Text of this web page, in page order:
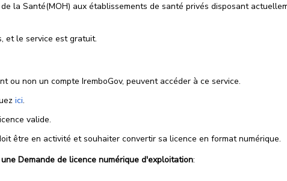
la Santé(MOH) aux établissements de santé privés disposant
et le service est gratuit.
ou non un compte IremboGov, peuvent accéder à ce service.
ici.
valide.
être en activité et souhaiter convertir sa licence en format numérique.
Demande de licence numérique d'exploitation: